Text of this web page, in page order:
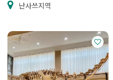
난사쓰지역